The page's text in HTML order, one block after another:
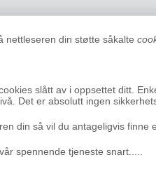
nettleseren din støtte såkalte
slått av i oppsettet ditt.
Det er absolutt ingen
din så vil du antageligvis finne
spennende tjeneste snart.....